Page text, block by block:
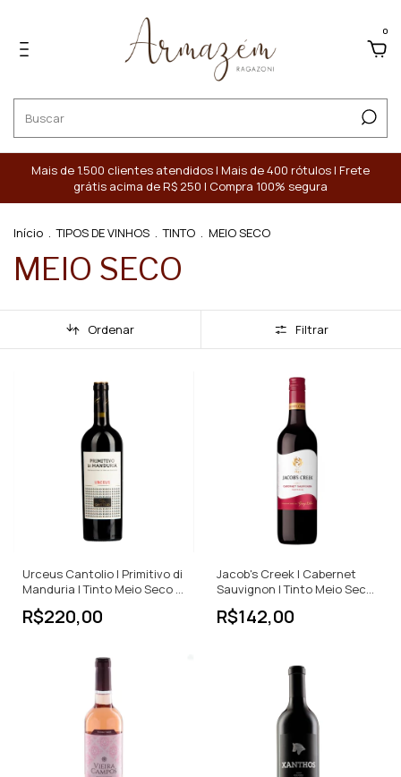
0
Mais de 1.500 clientes atendidos | Mais de 400 rótulos | Frete
grátis acima de R$ 250 | Compra 100% segura
Início . TIPOS DE VINHOS . TINTO . MEIO SECO
MEIO SECO
Ordenar Filtrar
Urceus Cantolio | Primitivo di
Manduria | Tinto Meio Seco |
R$220,00
Jacob's Creek | Cabernet
Sauvignon | Tinto Meio Seco |
R$142,00